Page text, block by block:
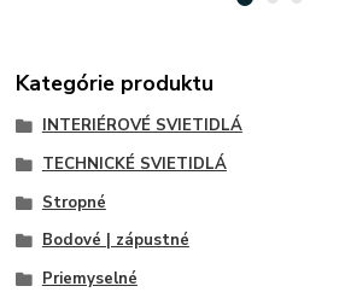
Kategórie produktu
INTERIÉROVÉ SVIETIDLÁ
TECHNICKÉ SVIETIDLÁ
Stropné
Bodové | zápustné
Priemyselné